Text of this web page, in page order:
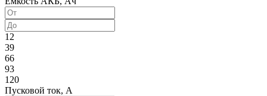
12
39
66
93
120
Пусковой ток, А